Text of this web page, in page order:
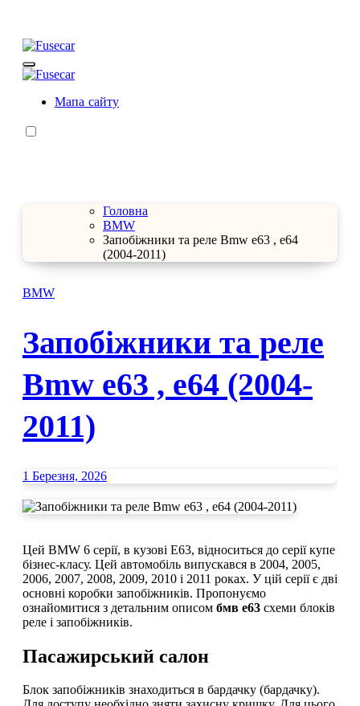
контенту
Fusecar
Розшифровка запобіжників та реле
Розшифровка запобіжників та реле
Мапа сайту
Головна
BMW
Запобіжники та реле Bmw e63 , e64
(2004-2011)
BMW
Запобіжники та реле
Bmw e63 , e64 (2004-
2011)
1 Березня, 2026
Цей BMW 6 серії, в кузові E63, відноситься до серії купе
бізнес-класу. Цей автомобіль випускався в 2004, 2005,
2006, 2007, 2008, 2009, 2010 і 2011 роках. У цій серії є дві
основні коробки запобіжників. Пропонуємо
ознайомитися з детальним описом бмв е63 схеми блоків
реле і запобіжників.
Пасажирський салон
Блок запобіжників знаходиться в бардачку (бардачку).